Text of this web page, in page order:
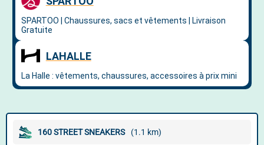
160 STREET SNEAKERS (1.1 km)